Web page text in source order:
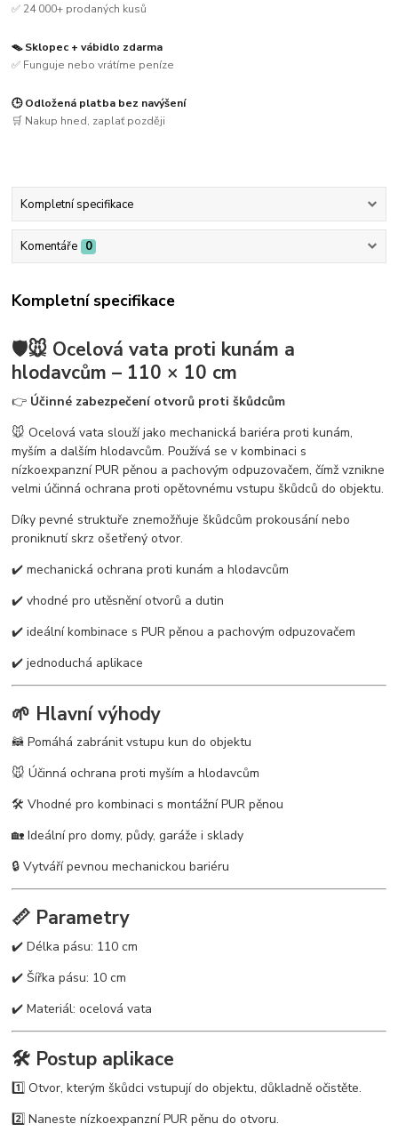
✅ 24 000+ prodaných kusů
🪤 Sklopec + vábidlo zdarma
✅ Funguje nebo vrátíme peníze
🕒 Odložená platba bez navýšení
🛒 Nakup hned, zaplať později
Kompletní specifikace
Komentáře 0
Kompletní specifikace
🛡️🐭 Ocelová vata proti kunám a
hlodavcům – 110 × 10 cm
👉 Účinné zabezpečení otvorů proti škůdcům
🐭 Ocelová vata slouží jako mechanická bariéra proti kunám,
myším a dalším hlodavcům. Používá se v kombinaci s
nízkoexpanzní PUR pěnou a pachovým odpuzovačem, čímž vznikne
velmi účinná ochrana proti opětovnému vstupu škůdců do objektu.
Díky pevné struktuře znemožňuje škůdcům prokousání nebo
proniknutí skrz ošetřený otvor.
✔️ mechanická ochrana proti kunám a hlodavcům
✔️ vhodné pro utěsnění otvorů a dutin
✔️ ideální kombinace s PUR pěnou a pachovým odpuzovačem
✔️ jednoduchá aplikace
🌱 Hlavní výhody
🦝 Pomáhá zabránit vstupu kun do objektu
🐭 Účinná ochrana proti myším a hlodavcům
🛠️ Vhodné pro kombinaci s montážní PUR pěnou
🏡 Ideální pro domy, půdy, garáže i sklady
🔒 Vytváří pevnou mechanickou bariéru
📏 Parametry
✔️ Délka pásu: 110 cm
✔️ Šířka pásu: 10 cm
✔️ Materiál: ocelová vata
🛠️ Postup aplikace
1️⃣ Otvor, kterým škůdci vstupují do objektu, důkladně očistěte.
2️⃣ Naneste nízkoexpanzní PUR pěnu do otvoru.